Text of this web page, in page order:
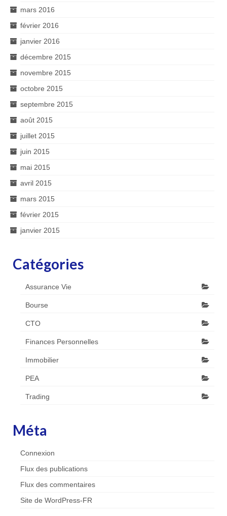
mars 2016
février 2016
janvier 2016
décembre 2015
novembre 2015
octobre 2015
septembre 2015
août 2015
juillet 2015
juin 2015
mai 2015
avril 2015
mars 2015
février 2015
janvier 2015
Catégories
Assurance Vie
Bourse
CTO
Finances Personnelles
Immobilier
PEA
Trading
Méta
Connexion
Flux des publications
Flux des commentaires
Site de WordPress-FR